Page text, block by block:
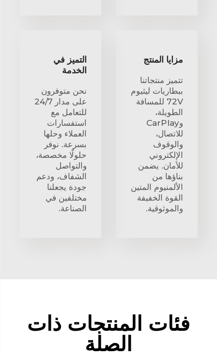
مزايا المنتج
تتميز منتجاتنا
ببطاريات ليثيوم
72V للمسافة
الطويلة،
وCarPlay
للاتصال،
والوقوف
الإلكتروني
للأمان. يضمن
بناؤها من
الألمنيوم المتين
القوة الخفيفة
والموثوقية.
التميز في
الخدمة
نحن متوفرون
على مدار 24/7
للتعامل مع
استفسارات
العملاء وحلها
بسرعة. نوفر
حلولًا مخصصة،
والتواصل
الشفاف، ودعم
جودة يجعلنا
مختلفين في
الصناعة.
فئات المنتجات ذات
الصلة